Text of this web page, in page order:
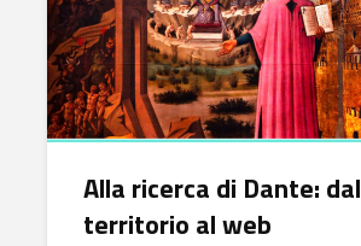
Alla ricerca di Dante: dal
territorio al web